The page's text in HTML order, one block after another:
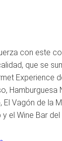
con este
que se
Experience
Hamburguesa
El Vagón de la
el Wine Bar del